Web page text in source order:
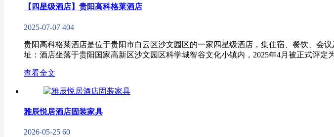
【四星级酒店】贵阳高科格莱酒店
2025-07-07 404
贵阳高科格莱酒店是位于贵阳市白云区沙文园区的一家四星级酒店‌，集住宿、餐饮、会
址：酒店坐落于贵阳国家高新区沙文园区科学城智谷文化小镇内，2025年4月被正式评定
查看全文
雅辰悦居酒店固装家具
2026-05-25 60